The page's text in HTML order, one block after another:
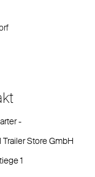
-
Store GmbH
1